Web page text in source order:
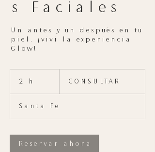
s Faciales
Un antes y un después en tu
piel, ¡viví la experiencia
Glow!
2 h CONSULTAR
Santa Fe
Reservar ahora